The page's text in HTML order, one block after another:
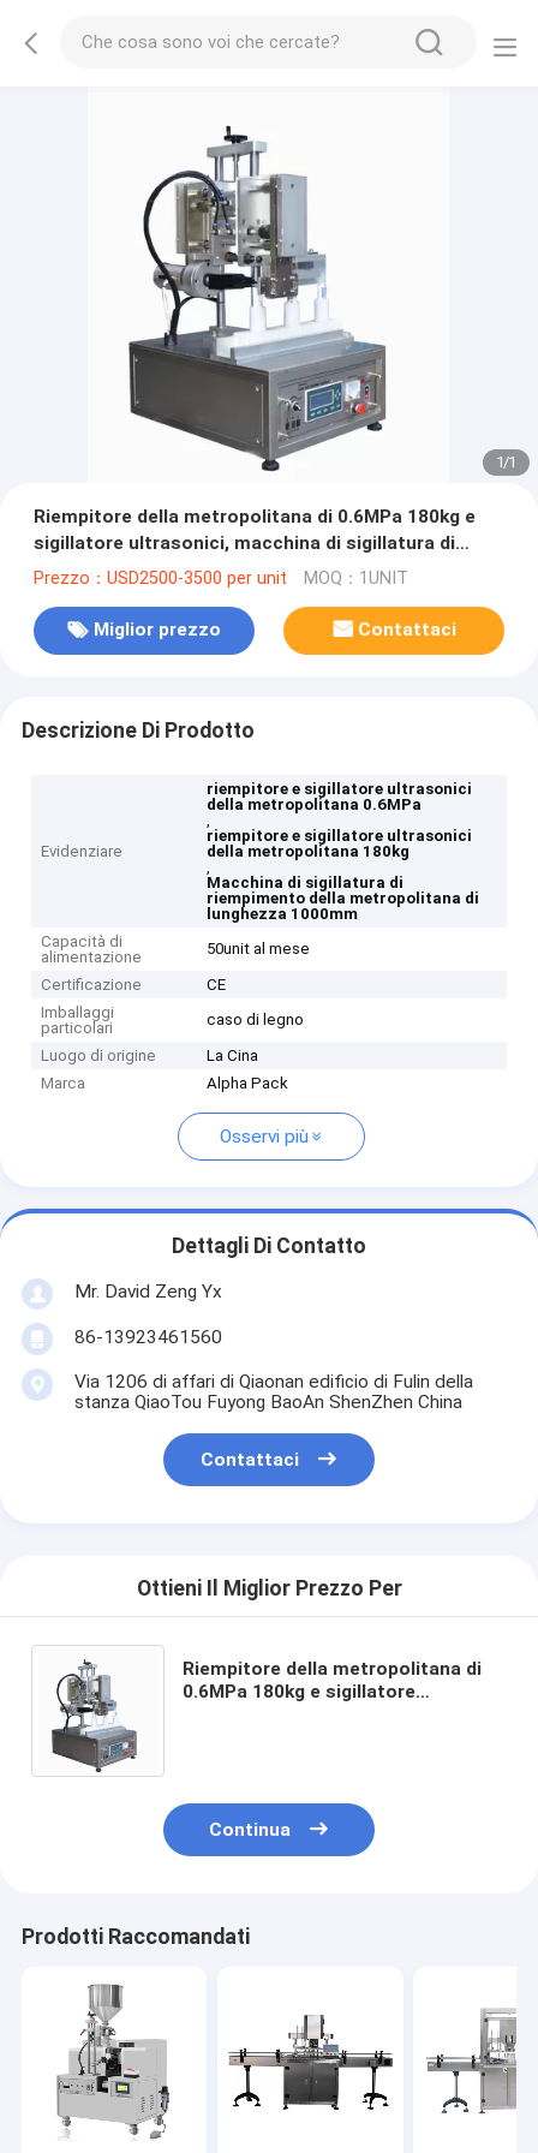
1/1
Riempitore della metropolitana di 0.6MPa 180kg e
sigillatore ultrasonici, macchina di sigillatura di
riempimento della metropolitana di lunghezza
Prezzo：USD2500-3500 per unit MOQ：1UNIT
Miglior prezzo Contattaci
Descrizione Di Prodotto
Evidenziare
riempitore e sigillatore ultrasonici
della metropolitana 0.6MPa
,
riempitore e sigillatore ultrasonici
della metropolitana 180kg
,
Macchina di sigillatura di
riempimento della metropolitana di
lunghezza 1000mm
Capacità di
alimentazione
50unit al mese
Certificazione
CE
Imballaggi
particolari
caso di legno
Luogo di origine
La Cina
Marca
Alpha Pack
Osservi più
Dettagli Di Contatto
Mr. David Zeng Yx
86-13923461560
Via 1206 di affari di Qiaonan edificio di Fulin della
stanza QiaoTou Fuyong BaoAn ShenZhen China
Contattaci
Ottieni Il Miglior Prezzo Per
Riempitore della metropolitana di
0.6MPa 180kg e sigillatore
Continua
Prodotti Raccomandati